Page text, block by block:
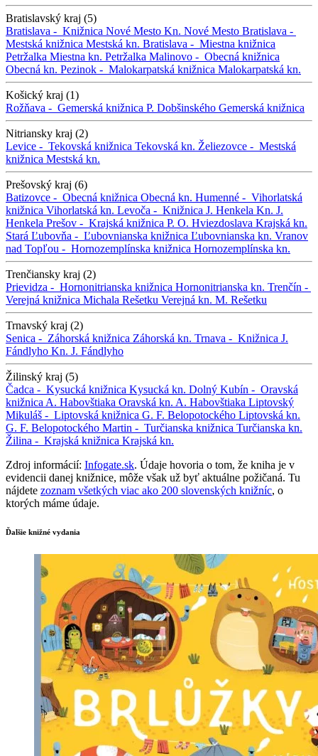
Bratislavský kraj (5)
Bratislava - Knižnica Nové Mesto Kn. Nové Mesto Bratislava -
Mestská knižnica Mestská kn. Bratislava - Miestna knižnica
Petržalka Miestna kn. Petržalka Malinovo - Obecná knižnica
Obecná kn. Pezinok - Malokarpatská knižnica Malokarpatská kn.
Košický kraj (1)
Rožňava - Gemerská knižnica P. Dobšinského Gemerská knižnica
Nitriansky kraj (2)
Levice - Tekovská knižnica Tekovská kn. Želiezovce - Mestská
knižnica Mestská kn.
Prešovský kraj (6)
Batizovce - Obecná knižnica Obecná kn. Humenné - Vihorlatská
knižnica Vihorlatská kn. Levoča - Knižnica J. Henkela Kn. J.
Henkela Prešov - Krajská knižnica P. O. Hviezdoslava Krajská kn.
Stará Ľubovňa - Ľubovnianska knižnica Ľubovnianska kn. Vranov
nad Topľou - Hornozemplínska knižnica Hornozemplínska kn.
Trenčiansky kraj (2)
Prievidza - Hornonitrianska knižnica Hornonitrianska kn. Trenčín -
Verejná knižnica Michala Rešetku Verejná kn. M. Rešetku
Trnavský kraj (2)
Senica - Záhorská knižnica Záhorská kn. Trnava - Knižnica J.
Fándlyho Kn. J. Fándlyho
Žilinský kraj (5)
Čadca - Kysucká knižnica Kysucká kn. Dolný Kubín - Oravská
knižnica A. Habovštiaka Oravská kn. A. Habovštiaka Liptovský
Mikuláš - Liptovská knižnica G. F. Belopotockého Liptovská kn.
G. F. Belopotockého Martin - Turčianska knižnica Turčianska kn.
Žilina - Krajská knižnica Krajská kn.
Zdroj informácií: Infogate.sk. Údaje hovoria o tom, že kniha je v
evidencii danej knižnice, môže však už byť aktuálne požičaná. Tu
nájdete zoznam všetkých viac ako 200 slovenských knižníc, o
ktorých máme údaje.
Ďalšie knižné vydania